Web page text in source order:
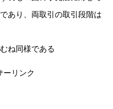
あり、両取引の取引段階は
ね同様である
ーリンク